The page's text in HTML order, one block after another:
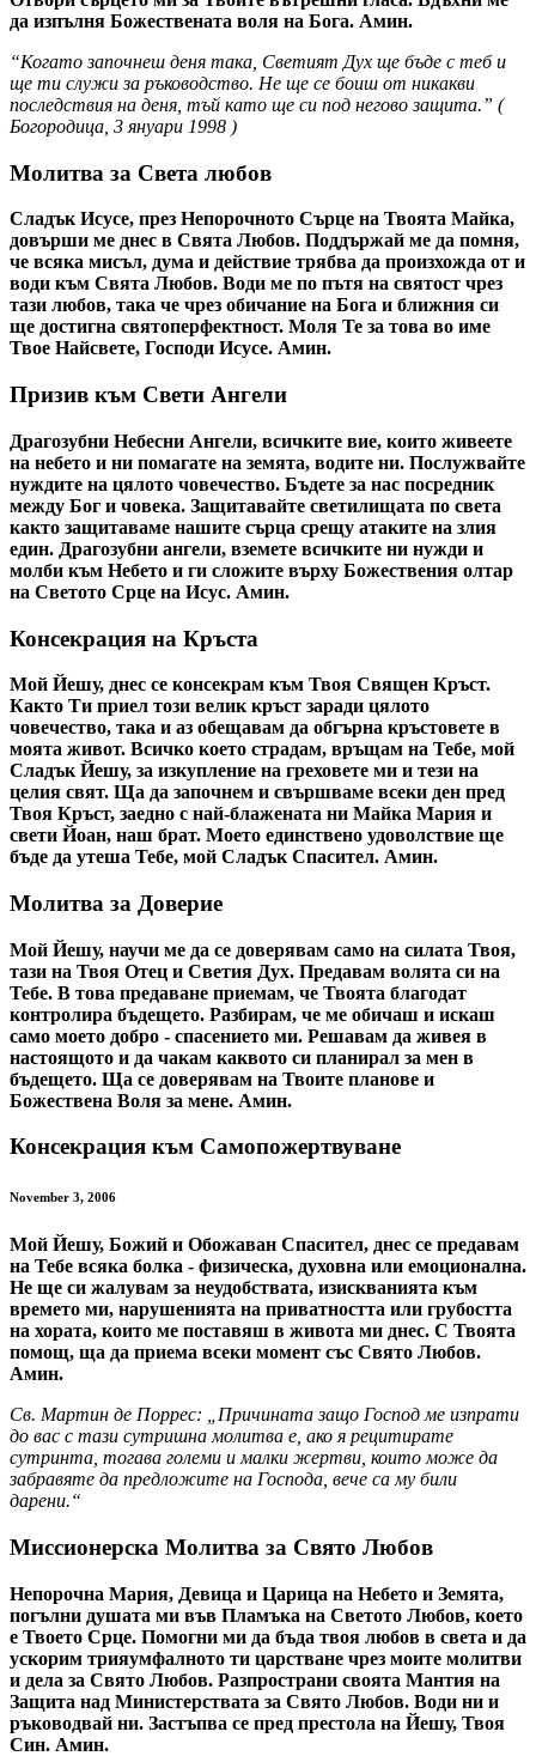
да изпълня Божествената воля на Бога. Амин.
“Когато започнеш деня така, Светият Дух ще бъде с теб и
ще ти служи за ръководство. Не ще се боиш от никакви
последствия на деня, тъй като ще си под негово защита.” (
Богородица 3 януари 1998 )
Молитва за Света любов
Сладък Исусе, през Непорочното Сърце на Твоята Майка,
довърши ме днес в Свята Любов. Поддържай ме да помня,
че всяка мисъл, дума и действие трябва да произхожда от и
води към Свята Любов. Води ме по пътя на святост чрез
тази любов, така че чрез обичание на Бога и ближния си
ще достигна святоперфектност. Моля Те за това во име
Твое Найсвете, Господи Исусе. Амин.
Призив към Свети Ангели
Драгозубни Небесни Ангели, всичките вие, които живеете
на небето и ни помагате на земята, водите ни. Послужвайте
нуждите на цялото човечество. Бъдете за нас посредник
между Бог и човека. Защитавайте светилищата по света
както защитаваме нашите сърца срещу атаките на злия
един. Драгозубни ангели, вземете всичките ни нужди и
молби към Небето и ги сложите върху Божествения олтар
на Светото Срце на Исус. Амин.
Консекрация на Кръста
Мой Йешу, днес се консекрам към Твоя Священ Кръст.
Както Ти приел този велик кръст заради цялото
човечество, така и аз обещавам да обгърна кръстовете в
моята живот. Всичко което страдам, връщам на Тебе, мой
Сладък Йешу, за изкупление на греховете ми и тези на
целия свят. Ща да започнем и свършваме всеки ден пред
Твоя Кръст, заедно с най-блажената ни Майка Мария и
свети Йоан, наш брат. Моето единствено удоволствие ще
бъде да утеша Тебе, мой Сладък Спасител. Амин.
Молитва за Доверие
Мой Йешу, научи ме да се доверявам само на силата Твоя,
тази на Твоя Отец и Светия Дух. Предавам волята си на
Тебе. В това предаване приемам, че Твоята благодат
контролира бъдещето. Разбирам, че ме обичаш и искаш
само моето добро - спасението ми. Решавам да живея в
настоящото и да чакам каквото си планирал за мен в
бъдещето. Ща се доверявам на Твоите планове и
Божествена Воля за мене. Амин.
Консекрация към Самопожертвуване
November 3, 2006
Мой Йешу, Божий и Обожаван Спасител, днес се предавам
на Тебе всяка болка - физическа, духовна или емоционална.
Не ще си жалувам за неудобствата, изискванията към
времето ми, нарушенията на приватността или грубостта
на хората, които ме поставяш в живота ми днес. С Твоята
помощ, ща да приема всеки момент със Свято Любов.
Амин.
Св. Мартин де Поррес: „Причината защо Господ ме изпрати
до вас с тази сутришна молитва е, ако я рецитирате
сутринта, тогава големи и малки жертви, които може да
забравяте да предложите на Господа, вече са му били
дарени.“
Миссионерска Молитва за Свято Любов
Непорочна Мария, Девица и Царица на Небето и Земята,
погълни душата ми във Пламъка на Светото Любов, което
е Твоето Срце. Помогни ми да бъда твоя любов в света и да
ускорим трияумфалното ти царстване чрез моите молитви
и дела за Свято Любов. Разпространи своята Мантия на
Защита над Министерствата за Свято Любов. Води ни и
ръководвай ни. Застъпва се пред престола на Йешу, Твоя
Син. Амин.